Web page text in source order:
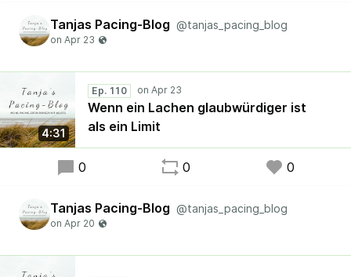
Tanjas Pacing-Blog @tanjas_pacing_blog
4:31
Ep. 110
Wenn ein Lachen glaubwürdiger ist
als ein Limit
0 0 0
Tanjas Pacing-Blog @tanjas_pacing_blog